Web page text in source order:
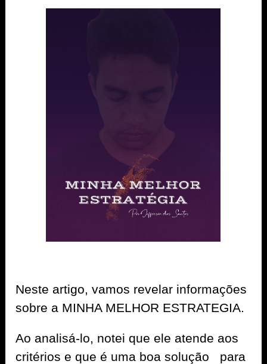
Neste artigo, vamos revelar informações
sobre a MINHA MELHOR ESTRATEGIA.
Ao analisá-lo, notei que ele atende aos
critérios e que é uma boa solução para